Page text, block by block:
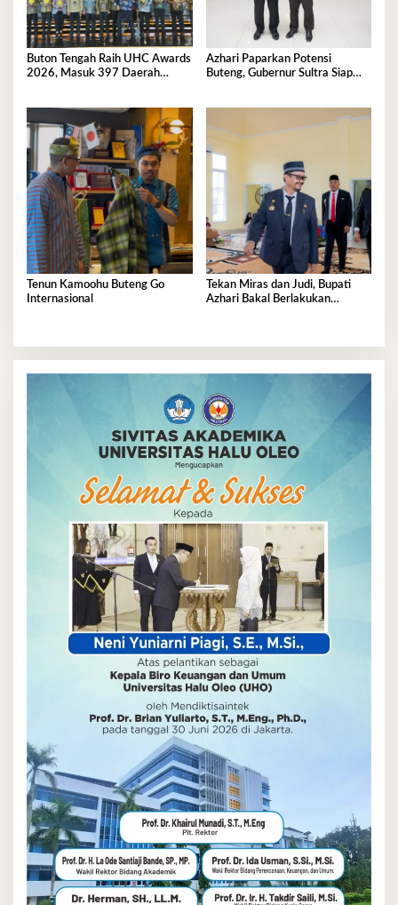
Buton Tengah Raih UHC Awards
2026, Masuk 397 Daerah
Azhari Paparkan Potensi
Buteng, Gubernur Sultra Siap
Tenun Kamoohu Buteng Go
Internasional
Tekan Miras dan Judi, Bupati
Azhari Bakal Berlakukan